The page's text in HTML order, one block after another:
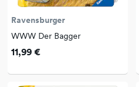
Ravensburger
WWW Der Bagger
11,99 €